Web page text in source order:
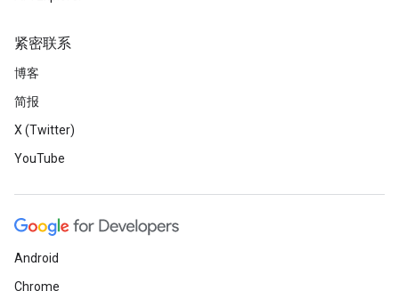
紧密联系
博客
简报
X (Twitter)
YouTube
Android
Chrome